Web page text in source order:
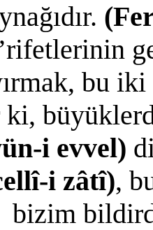
bu iki
i evvel)
i zâtî),
bizim